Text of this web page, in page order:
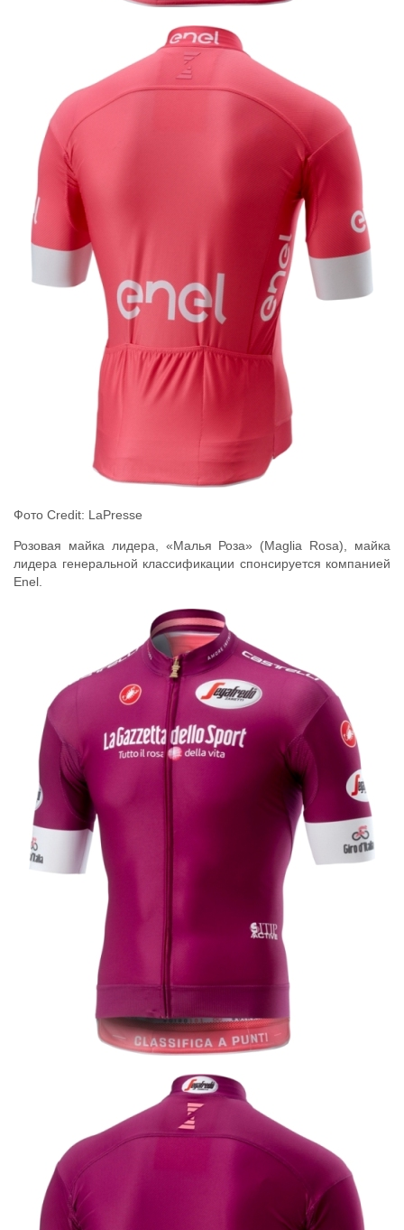
Фото Credit: LaPresse
Розовая майка лидера, «Малья Роза» (Maglia Rosa), майка
лидера генеральной классификации спонсируется компанией
Enel.